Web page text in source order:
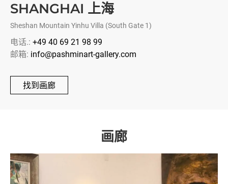
SHANGHAI 上海
Sheshan Mountain Yinhu Villa (South Gate 1)
电话.: +49 40 69 21 98 99
邮箱: info@pashminart-gallery.com
找到画廊
画廊